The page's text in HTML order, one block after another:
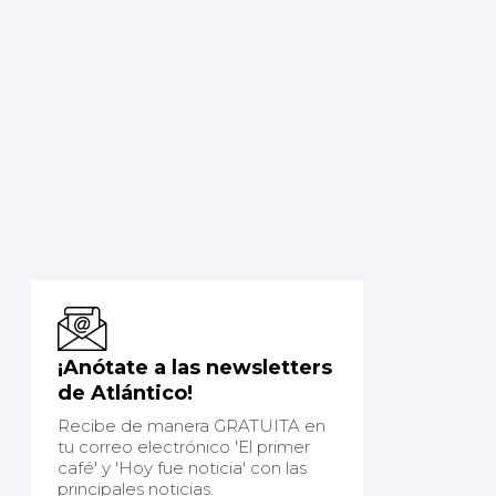
¡Anótate a las newsletters
de Atlántico!
Recibe de manera GRATUITA en
tu correo electrónico 'El primer
café' y 'Hoy fue noticia' con las
principales noticias.